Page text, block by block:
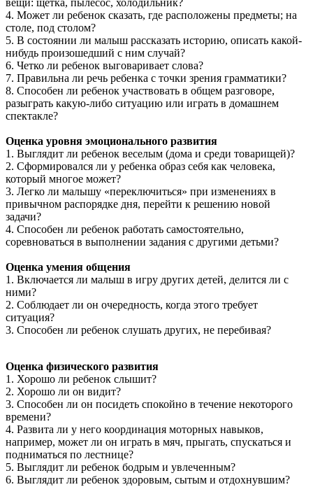
вещи: щетка, пылесос, холодильник?
4. Может ли ребенок сказать, где расположены предметы; на
столе, под столом?
5. В состоянии ли малыш рассказать историю, описать какой-
нибудь произошедший с ним случай?
6. Четко ли ребенок выговаривает слова?
7. Правильна ли речь ребенка с точки зрения грамматики?
8. Способен ли ребенок участвовать в общем разговоре,
разыграть какую-либо ситуацию или играть в домашнем
спектакле?
Оценка уровня эмоционального развития
1. Выглядит ли ребенок веселым (дома и среди товарищей)?
2. Сформировался ли у ребенка образ себя как человека,
который многое может?
3. Легко ли малышу «переключиться» при изменениях в
привычном распорядке дня, перейти к решению новой
задачи?
4. Способен ли ребенок работать самостоятельно,
соревноваться в выполнении задания с другими детьми?
Оценка умения общения
1. Включается ли малыш в игру других детей, делится ли с
ними?
2. Соблюдает ли он очередность, когда этого требует
ситуация?
3. Способен ли ребенок слушать других, не перебивая?
Оценка физического развития
1. Хорошо ли ребенок слышит?
2. Хорошо ли он видит?
3. Способен ли он посидеть спокойно в течение некоторого
времени?
4. Развита ли у него координация моторных навыков,
например, может ли он играть в мяч, прыгать, спускаться и
подниматься по лестнице?
5. Выглядит ли ребенок бодрым и увлеченным?
6. Выглядит ли ребенок здоровым, сытым и отдохнувшим?